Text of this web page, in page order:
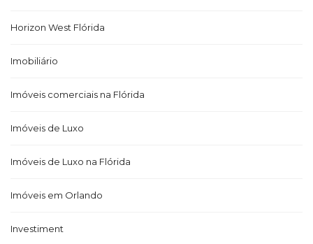
Horizon West Flórida
Imobiliário
Imóveis comerciais na Flórida
Imóveis de Luxo
Imóveis de Luxo na Flórida
Imóveis em Orlando
Investiment